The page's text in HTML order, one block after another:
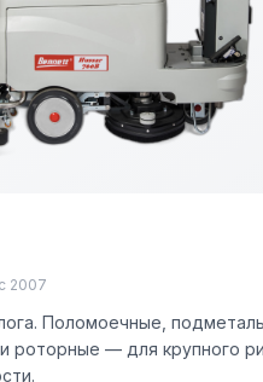
2007
Поломоечные,
роторные — для крупного